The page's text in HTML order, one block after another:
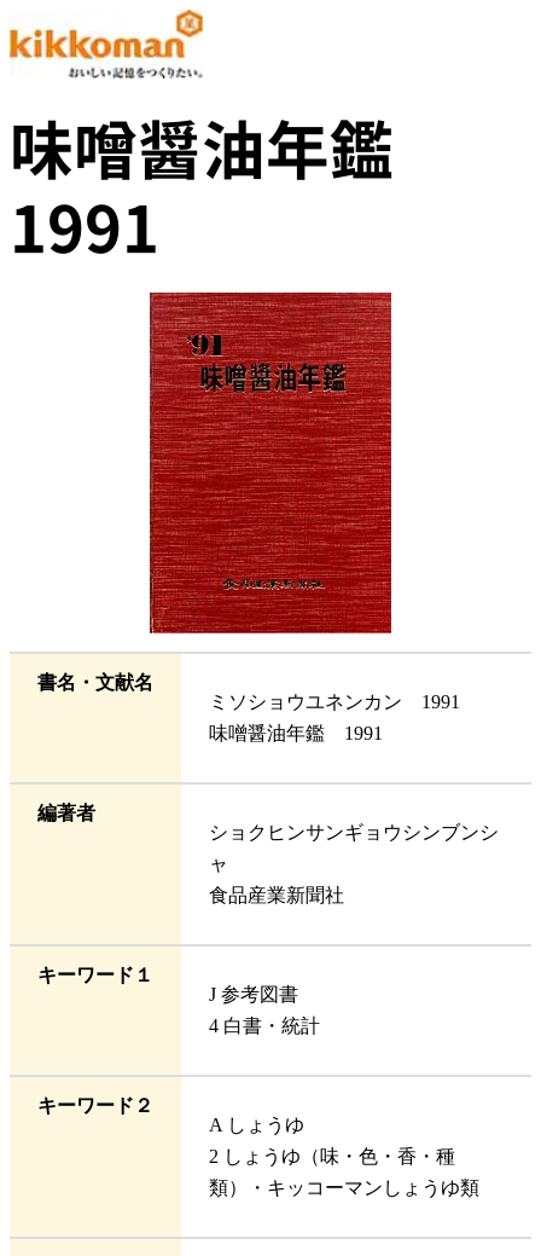
味噌醤油年鑑
1991
書名・文献名
ミソショウユネンカン 1991
味噌醤油年鑑 1991
編著者
ショクヒンサンギョウシンブンシ
ャ
食品産業新聞社
キーワード１
J 参考図書
4 白書・統計
キーワード２
A しょうゆ
2 しょうゆ（味・色・香・種
類）・キッコーマンしょうゆ類